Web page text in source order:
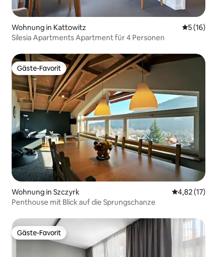
Wohnung in Kattowitz
5 (16)
Silesia Apartments Apartment für 4 Personen
Gäste-Favorit
Gäste-Favorit
Wohnung in Szczyrk
4,82 (17)
Penthouse mit Blick auf die Sprungschanze
Gäste-Favorit
Gäste-Favorit